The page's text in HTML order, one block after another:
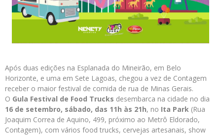
Após duas edições na Esplanada do Mineirão, em Belo
Horizonte, e uma em Sete Lagoas, chegou a vez de Contagem
receber o maior festival de comida de rua de Minas Gerais.
O Gula Festival de Food Trucks desembarca na cidade no dia
16 de setembro, sábado, das 11h às 21h, no Ita Park (Rua
Joaquim Correa de Aquino, 499, próximo ao Metrô Eldorado,
Contagem), com vários food trucks, cervejas artesanais, show